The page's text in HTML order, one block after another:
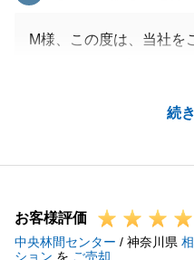
続
M様、この度は、当社を
が入りましたし、ご協
ムーズにお取引ができま
ぜひ、今後とも不動産
お客様評価
中央林間センター / 神奈川県
ション を ご売却